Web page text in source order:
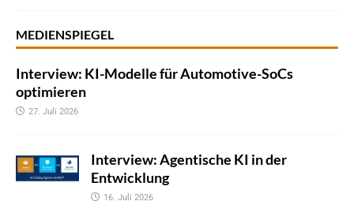
MEDIENSPIEGEL
Interview: KI-Modelle für Automotive-SoCs
optimieren
27. Juli 2026
Interview: Agentische KI in der
Entwicklung
16. Juli 2026